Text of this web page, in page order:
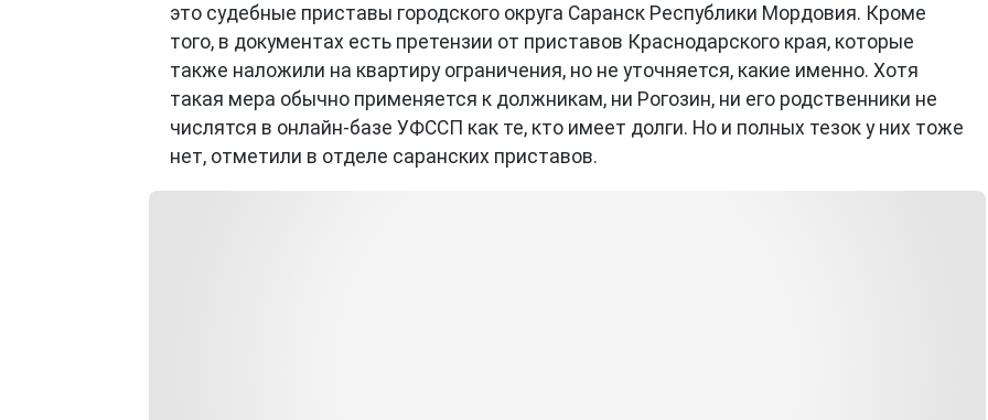
это судебные приставы городского округа Саранск Республики Мордовия. Кроме
того, в документах есть претензии от приставов Краснодарского края, которые
также наложили на квартиру ограничения, но не уточняется, какие именно. Хотя
такая мера обычно применяется к должникам, ни Рогозин, ни его родственники не
числятся в онлайн-базе УФССП как те, кто имеет долги. Но и полных тезок у них тоже
нет, отметили в отделе саранских приставов.